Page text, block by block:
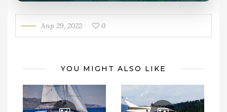
Апр 29, 2022 0
YOU MIGHT ALSO LIKE